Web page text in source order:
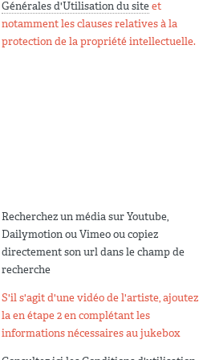
Générales d'Utilisation du siteet
notamment les clauses relatives à la
protection de la propriété intellectuelle.
Recherchez un média sur Youtube,
Dailymotion ou Vimeo ou copiez
directement son url dans le champ de
recherche
S'il s'agit d'une vidéo de l'artiste, ajoutez
la en étape 2 en complétant les
informations nécessaires au jukebox